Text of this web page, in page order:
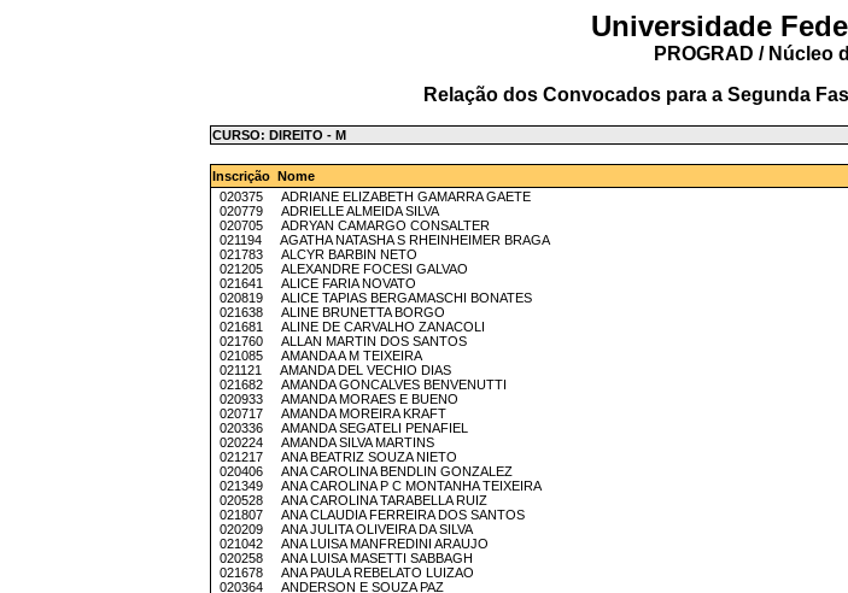
Universidade
PROGRAD / Núcleo
Relação dos Convocados para a Segunda
CURSO: DIREITO - M
Inscrição Nome
020375 ADRIANE ELIZABETH GAMARRA GAETE
020779 ADRIELLE ALMEIDA SILVA
020705 ADRYAN CAMARGO CONSALTER
021194 AGATHA NATASHA S RHEINHEIMER BRAGA
021783 ALCYR BARBIN NETO
021205 ALEXANDRE FOCESI GALVAO
021641 ALICE FARIA NOVATO
020819 ALICE TAPIAS BERGAMASCHI BONATES
021638 ALINE BRUNETTA BORGO
021681 ALINE DE CARVALHO ZANACOLI
021760 ALLAN MARTIN DOS SANTOS
021085 AMANDA A M TEIXEIRA
021121 AMANDA DEL VECHIO DIAS
021682 AMANDA GONCALVES BENVENUTTI
020933 AMANDA MORAES E BUENO
020717 AMANDA MOREIRA KRAFT
020336 AMANDA SEGATELI PENAFIEL
020224 AMANDA SILVA MARTINS
021217 ANA BEATRIZ SOUZA NIETO
020406 ANA CAROLINA BENDLIN GONZALEZ
021349 ANA CAROLINA P C MONTANHA TEIXEIRA
020528 ANA CAROLINA TARABELLA RUIZ
021807 ANA CLAUDIA FERREIRA DOS SANTOS
020209 ANA JULITA OLIVEIRA DA SILVA
021042 ANA LUISA MANFREDINI ARAUJO
020258 ANA LUISA MASETTI SABBAGH
021678 ANA PAULA REBELATO LUIZAO
020364 ANDERSON E SOUZA PAZ